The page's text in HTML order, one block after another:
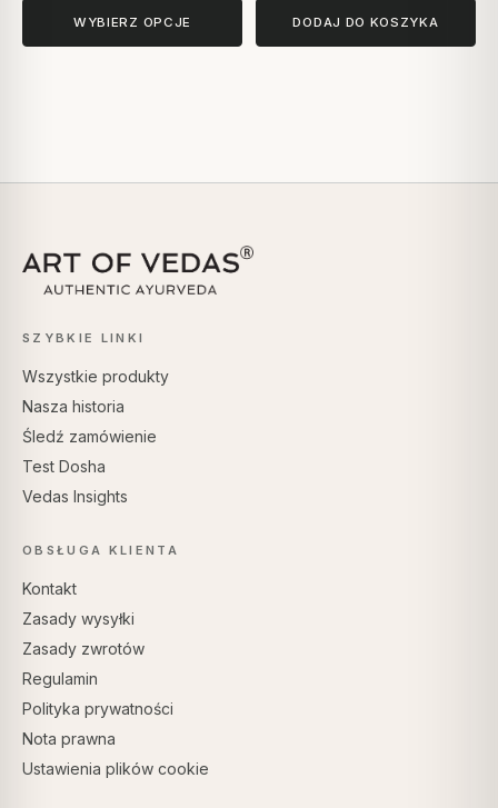
WYBIERZ OPCJE DODAJ DO KOSZYKA
SZYBKIE LINKI
Wszystkie produkty
Nasza historia
Śledź zamówienie
Test Dosha
Vedas Insights
OBSŁUGA KLIENTA
Kontakt
Zasady wysyłki
Zasady zwrotów
Regulamin
Polityka prywatności
Nota prawna
Ustawienia plików cookie